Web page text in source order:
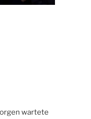
wartete